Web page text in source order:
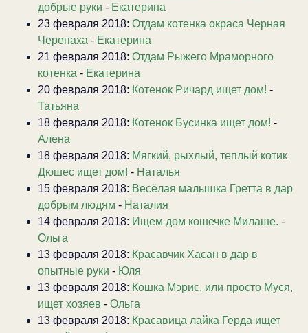
добрые руки - Екатерина
23 февраля 2018: Отдам котенка окраса Черная
Черепаха - Екатерина
21 февраля 2018: Отдам Рыжего Мраморного
котенка - Екатерина
20 февраля 2018: Котенок Ричард ищет дом! -
Татьяна
18 февраля 2018: Котенок Бусинка ищет дом! -
Алена
18 февраля 2018: Мягкий, рыхлый, теплый котик
Дюшес ищет дом! - Наталья
15 февраля 2018: Весёлая малышка Гретта в дар
добрым людям - Наталия
14 февраля 2018: Ищем дом кошечке Милаше. -
Ольга
13 февраля 2018: Красавчик Хасан в дар в
опытные руки - Юля
13 февраля 2018: Кошка Мэрис, или просто Муся,
ищет хозяев - Ольга
13 февраля 2018: Красавица лайка Герда ищет